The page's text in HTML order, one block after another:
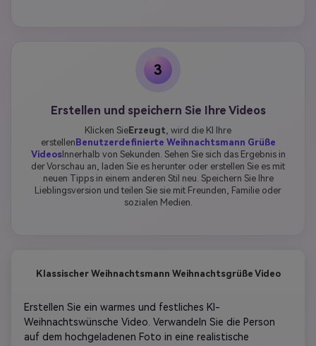
3
Erstellen und speichern Sie Ihre Videos
Klicken SieErzeugt , wird die KI Ihre
erstellenBenutzerdefinierte Weihnachtsmann Grüße
VideosInnerhalb von Sekunden. Sehen Sie sich das Ergebnis in
der Vorschau an, laden Sie es herunter oder erstellen Sie es mit
neuen Tipps in einem anderen Stil neu. Speichern Sie Ihre
Lieblingsversion und teilen Sie sie mit Freunden, Familie oder
sozialen Medien.
Klassischer Weihnachtsmann Weihnachtsgrüße Video
Erstellen Sie ein warmes und festliches KI-
Weihnachtswünsche Video. Verwandeln Sie die Person
auf dem hochgeladenen Foto in eine realistische